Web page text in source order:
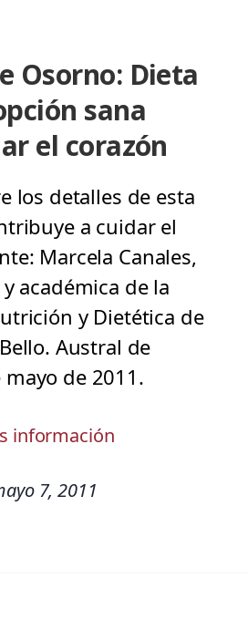
Osorno: Dieta
sana
el corazón
los detalles de esta
a cuidar el
Marcela Canales,
académica de la
y Dietética de
Austral de
de 2011.
información
7, 2011